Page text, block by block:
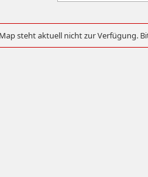
steht aktuell nicht zur Verfügung.